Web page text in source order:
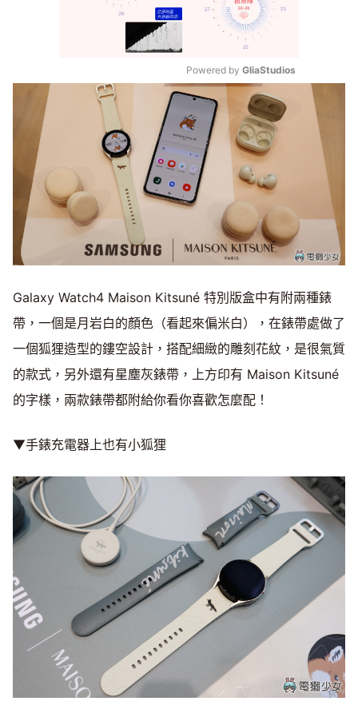
Mute
Powered by GliaStudios
Galaxy Watch4 Maison Kitsuné 特別版盒中有附兩種錶
帶，一個是月岩白的顏色（看起來偏米白），在錶帶處做了
一個狐狸造型的鏤空設計，搭配細緻的雕刻花紋，是很氣質
的款式，另外還有星塵灰錶帶，上方印有 Maison Kitsuné
的字樣，兩款錶帶都附給你看你喜歡怎麼配！
▼手錶充電器上也有小狐狸